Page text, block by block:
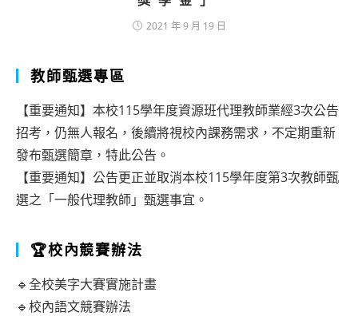
2021 年 9 月 19 日
教師甄選專區
【重要通知】本校115學年度資源班代理教師業經3次公告
招考，仍無人報名，後續將視校內課務需求，不定期重新
發布甄選簡章，特此公告。
【重要通知】公告更正並取消本校115學年度第3次教師甄
選之「一般代理教師」甄選事宜。
🏆校內競賽辦法
🔹全校美字大賽實施計畫
🔹校內語文競賽辦法